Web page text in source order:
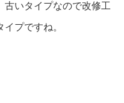
古いタイプなので改修工
プですね。